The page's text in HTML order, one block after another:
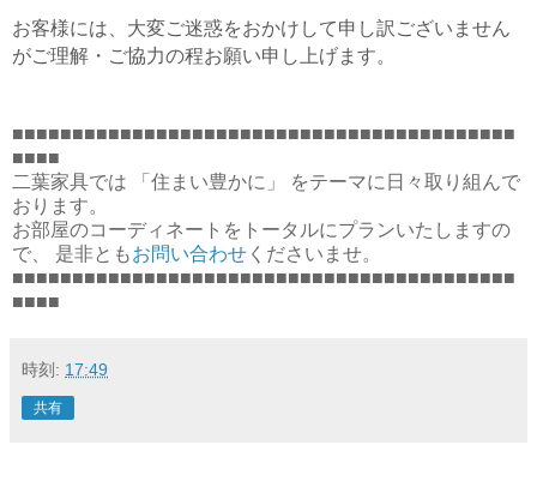
お客様には、大変ご迷惑をおかけして申し訳ございません
がご理解・ご協力の程お願い申し上げます。
■■■■■■■■■■■■■■■■■■■■■■■■■■■■■■■■■■■■■■■■■■
■■■■
二葉家具では 「住まい豊かに」 をテーマに日々取り組んで
おります。
お部屋のコーディネートをトータルにプランいたしますの
で、 是非ともお問い合わせ くださいませ。
■■■■■■■■■■■■■■■■■■■■■■■■■■■■■■■■■■■■■■■■■■
■■■■
時刻: 17:49
共有